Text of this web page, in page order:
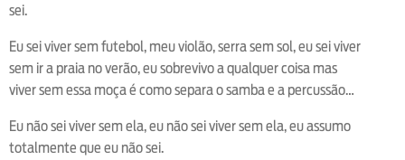
sei.
Eu sei viver sem futebol, meu violão, serra sem sol, eu sei viver
sem ir a praia no verão, eu sobrevivo a qualquer coisa mas
viver sem essa moça é como separa o samba e a percussão…
Eu não sei viver sem ela, eu não sei viver sem ela, eu assumo
totalmente que eu não sei.